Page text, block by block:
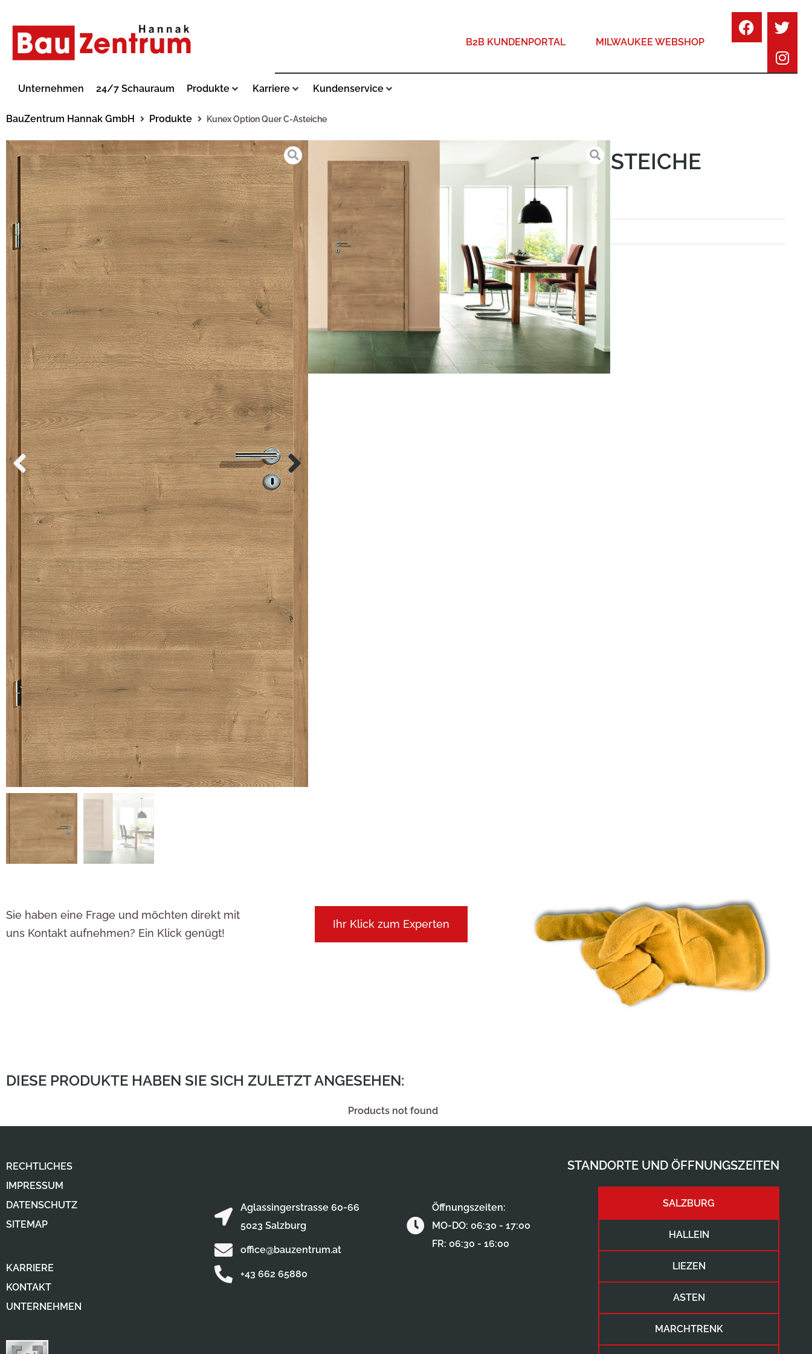
B2B KUNDENPORTAL MILWAUKEE WEBSHOP
Unternehmen 24/7 Schauraum Produkte Karriere Kundenservice
BauZentrum Hannak GmbH Produkte Kunex Option Quer C-Asteiche
KUNEX OPTION QUER C-ASTEICHE
ZUSÄTZLICHE INFORMATIONEN
FARBE C-ASTEICHE STRUKTURIERT
Sie haben eine Frage und möchten direkt mit
uns Kontakt aufnehmen? Ein Klick genügt!
Ihr Klick zum Experten
DIESE PRODUKTE HABEN SIE SICH ZULETZT ANGESEHEN:
Products not found
RECHTLICHES
IMPRESSUM
DATENSCHUTZ
SITEMAP
KARRIERE
KONTAKT
UNTERNEHMEN
STANDORTE UND ÖFFNUNGSZEITEN
SALZBURG
HALLEIN
LIEZEN
ASTEN
MARCHTRENK
Aglassingerstrasse 60-66
5023 Salzburg
office@bauzentrum.at
+43 662 65880
Öffnungszeiten:
MO-DO: 06:30 - 17:00
FR: 06:30 - 16:00